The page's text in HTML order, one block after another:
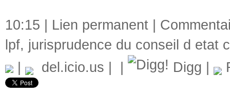
10:15 | Lien permanent
lpf, jurisprudence du conseil d etat
del.icio.us Digg